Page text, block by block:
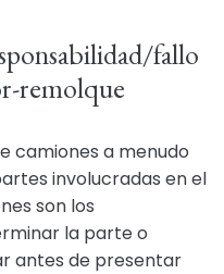
fallo
remolque
camiones a menudo
involucradas en el
son los
la parte o
antes de presentar